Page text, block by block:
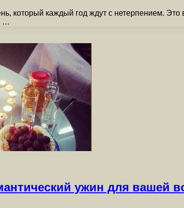
который каждый год ждут с нетерпением. Это
…
ужин для